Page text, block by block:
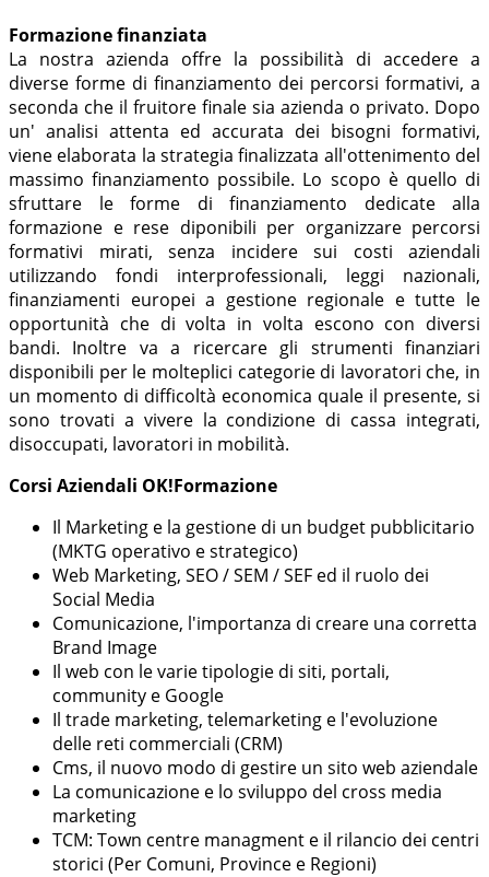
Formazione finanziata
La nostra azienda offre la possibilità di accedere a
diverse forme di finanziamento dei percorsi formativi, a
seconda che il fruitore finale sia azienda o privato. Dopo
un' analisi attenta ed accurata dei bisogni formativi,
viene elaborata la strategia finalizzata all'ottenimento del
massimo finanziamento possibile. Lo scopo è quello di
sfruttare le forme di finanziamento dedicate alla
formazione e rese diponibili per organizzare percorsi
formativi mirati, senza incidere sui costi aziendali
utilizzando fondi interprofessionali, leggi nazionali,
finanziamenti europei a gestione regionale e tutte le
opportunità che di volta in volta escono con diversi
bandi. Inoltre va a ricercare gli strumenti finanziari
disponibili per le molteplici categorie di lavoratori che, in
un momento di difficoltà economica quale il presente, si
sono trovati a vivere la condizione di cassa integrati,
disoccupati, lavoratori in mobilità.
Corsi Aziendali OK!Formazione
Il Marketing e la gestione di un budget pubblicitario
(MKTG operativo e strategico)
Web Marketing, SEO / SEM / SEF ed il ruolo dei
Social Media
Comunicazione, l'importanza di creare una corretta
Brand Image
Il web con le varie tipologie di siti, portali,
community e Google
Il trade marketing, telemarketing e l'evoluzione
delle reti commerciali (CRM)
Cms, il nuovo modo di gestire un sito web aziendale
La comunicazione e lo sviluppo del cross media
marketing
TCM: Town centre managment e il rilancio dei centri
storici (Per Comuni, Province e Regioni)